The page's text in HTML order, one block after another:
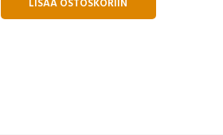
LISÄÄ OSTOSKORIIN